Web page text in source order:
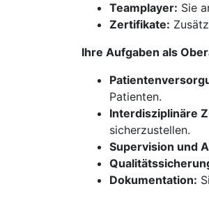
Teamplayer: Sie
Zertifikate:
Ihre Aufgaben als
Patienten.
Interdisziplinäre
sicherzustellen.
Supervision und
Dokumentation: